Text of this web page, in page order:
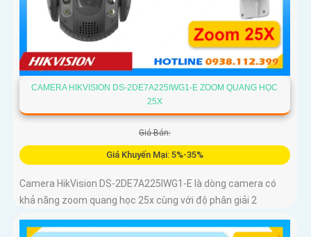
CAMERA HIKVISION DS-2DE7A225IWG1-E ZOOM QUANG HỌC
25X
Giá Bán:
Giá Khuyến Mại: 5%-35%
Camera HikVision DS-2DE7A225IWG1-E là dòng camera có
khả năng zoom quang học 25x cùng với độ phân giải 2